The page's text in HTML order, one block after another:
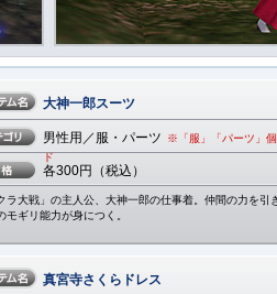
大神一郎スーツ
男性用／服・パーツ
※「服」「パーツ」
ド
各300円（税込）
ラ大戦」の主人公、大神一郎の仕事着。仲間の力を引
モギリ能力が身につく。
真宮寺さくらドレス